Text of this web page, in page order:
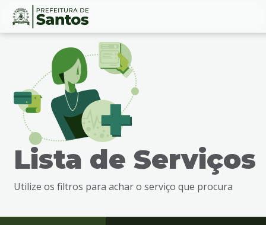
Ir
busca
Ir
Conteúdo
Lista de Serviços
Utilize os filtros para achar o serviço que procura